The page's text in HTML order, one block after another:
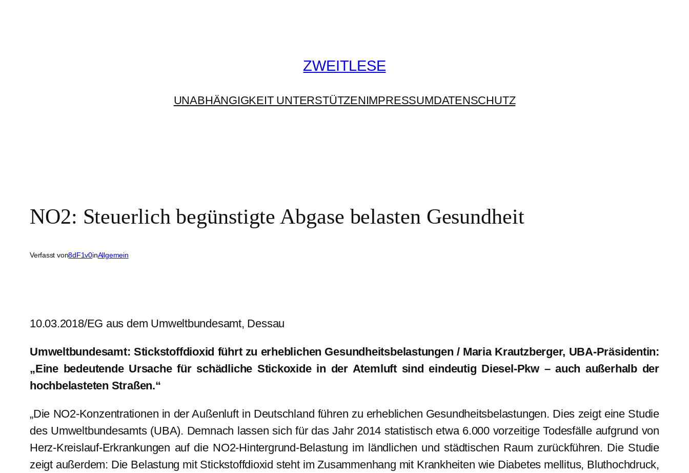
ZWEITLESE
UNABHÄNGIGKEIT UNTERSTÜTZENIMPRESSUMDATENSCHUTZ
NO2: Steuerlich begünstigte Abgase belasten Gesundheit
Verfasst von8dF1v0inAllgemein
10.03.2018/EG aus dem Umweltbundesamt, Dessau
Umweltbundesamt: Stickstoffdioxid führt zu erheblichen Gesundheitsbelastungen / Maria Krautzberger, UBA-Präsidentin:
„Eine bedeutende Ursache für schädliche Stickoxide in der Atemluft sind eindeutig Diesel-Pkw – auch außerhalb der
hochbelasteten Straßen.“
„Die NO2-Konzentrationen in der Außenluft in Deutschland führen zu erheblichen Gesundheitsbelastungen. Dies zeigt eine Studie
des Umweltbundesamts (UBA). Demnach lassen sich für das Jahr 2014 statistisch etwa 6.000 vorzeitige Todesfälle aufgrund von
Herz-Kreislauf-Erkrankungen auf die NO2-Hintergrund-Belastung im ländlichen und städtischen Raum zurückführen. Die Studie
zeigt außerdem: Die Belastung mit Stickstoffdioxid steht im Zusammenhang mit Krankheiten wie Diabetes mellitus, Bluthochdruck,